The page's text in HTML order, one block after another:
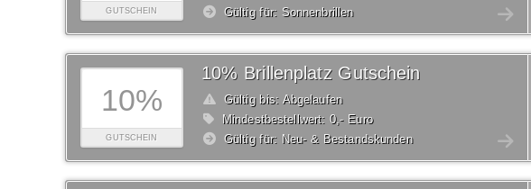
GUTSCHEIN
Gültig für: Sonnenbrillen
10%
GUTSCHEIN
10% Brillenplatz Gutschein
Gültig bis: Abgelaufen
Mindestbestellwert: 0,- Euro
Gültig für: Neu- & Bestandskunden